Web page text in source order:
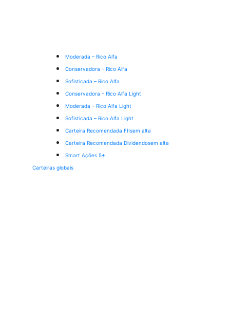
Moderada – Rico Alfa
Conservadora – Rico Alfa
Sofisticada – Rico Alfa
Conservadora – Rico Alfa Light
Moderada – Rico Alfa Light
Sofisticada – Rico Alfa Light
Carteira Recomendada FIIsem alta
Carteira Recomendada Dividendosem alta
Smart Ações 5+
Carteiras globais